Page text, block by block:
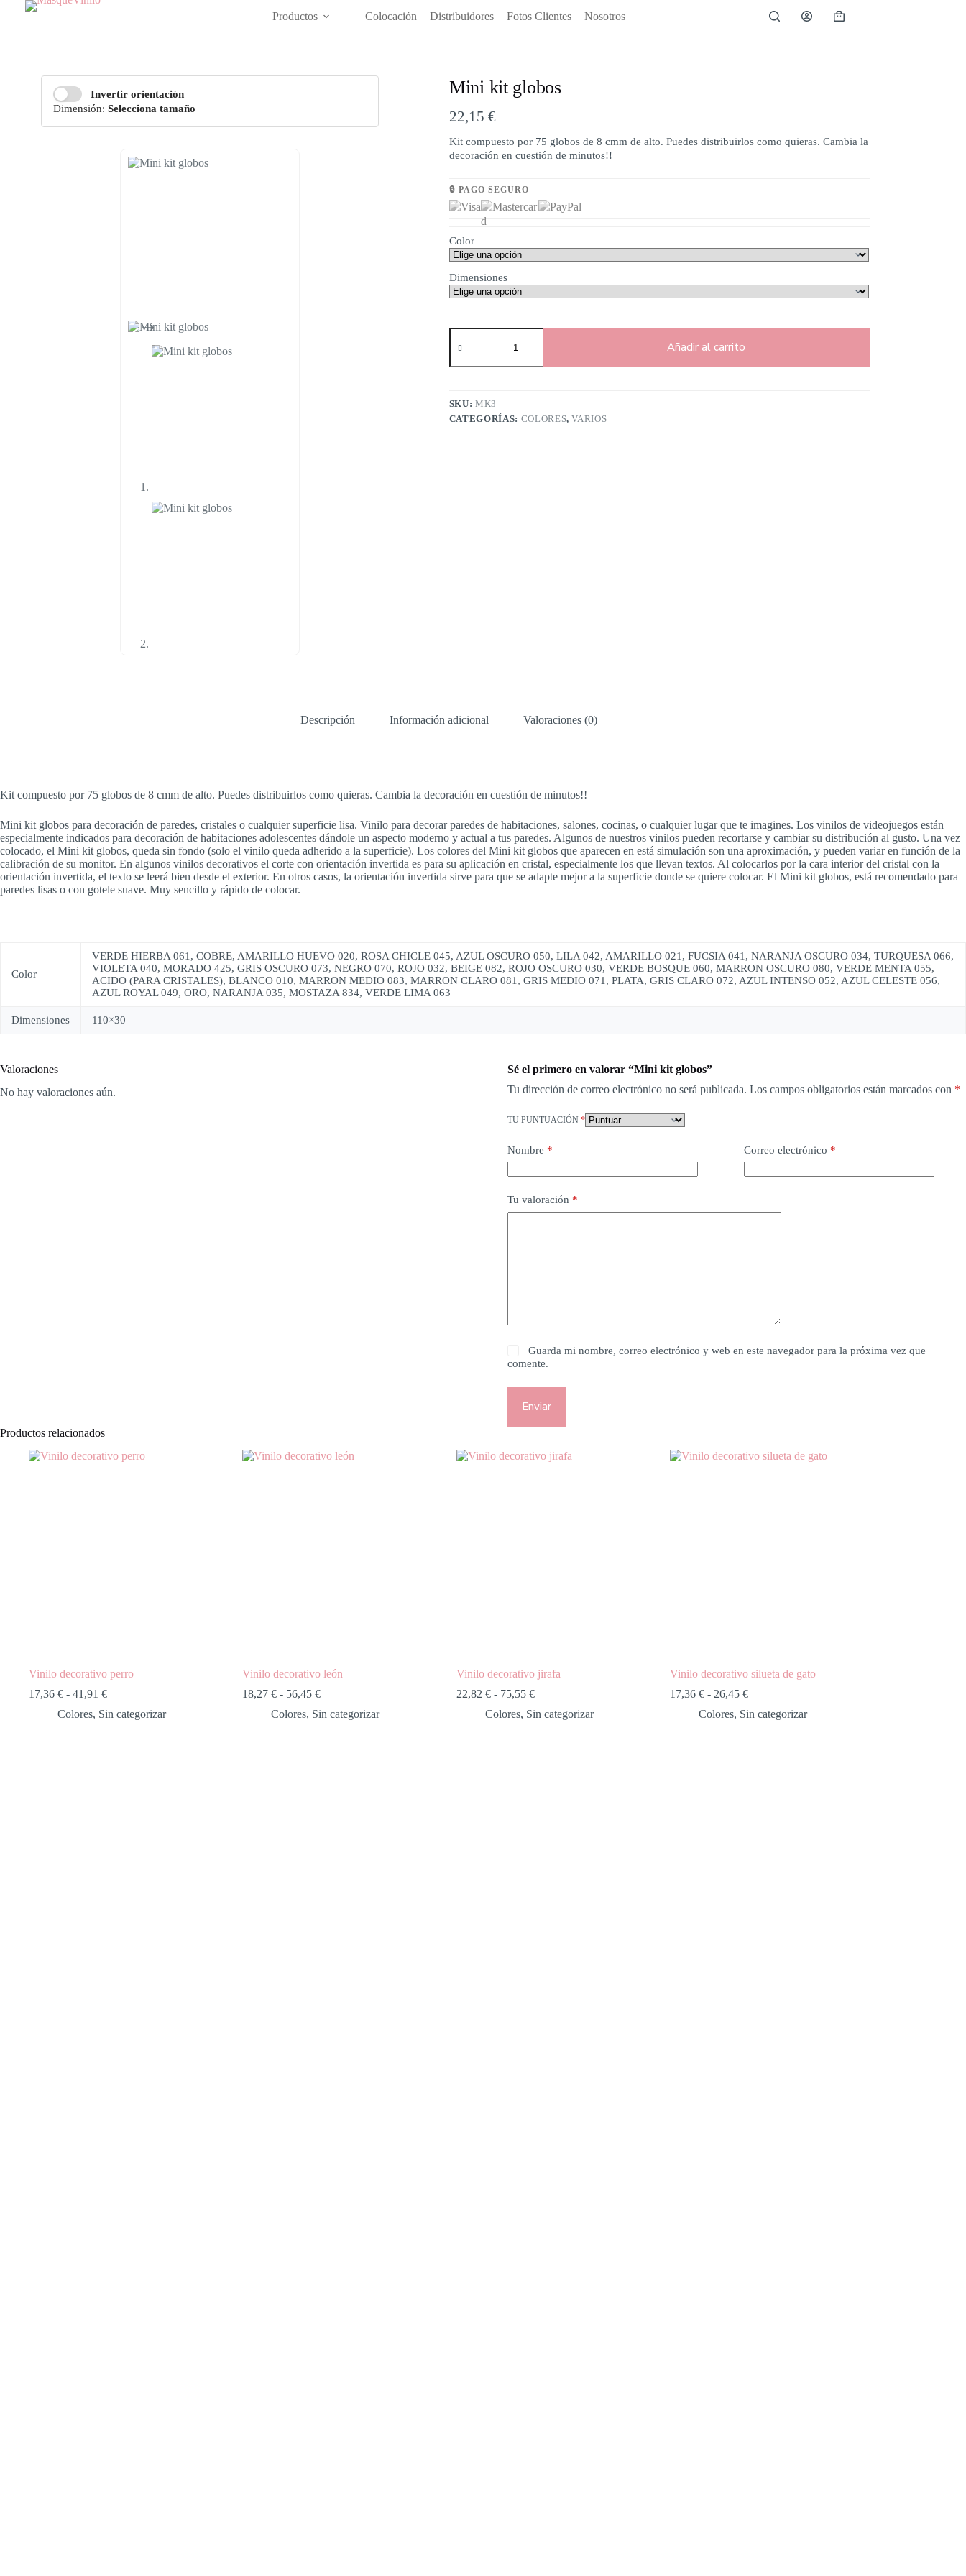
Productos Colocación Distribuidores Fotos Clientes Nosotros
Carro
Invertir orientación
Dimensión:Selecciona tamaño
Mini kit globos
22,15 €
Kit compuesto por 75 globos de 8 cmm de alto. Puedes distribuirlos como quieras. Cambia la
decoración en cuestión de minutos!!
🔒 PAGO SEGURO
Color
Dimensiones
kit
Añadir al carrito
SKU:MK3
CATEGORÍAS: COLORES,VARIOS
Descripción Información adicional Valoraciones (0)
Kit compuesto por 75 globos de 8 cmm de alto. Puedes distribuirlos como quieras. Cambia la decoración en cuestión de minutos!!
Mini kit globos para decoración de paredes, cristales o cualquier superficie lisa. Vinilo para decorar paredes de habitaciones, salones, cocinas, o cualquier lugar que te imagines. Los vinilos de videojuegos están
especialmente indicados para decoración de habitaciones adolescentes dándole un aspecto moderno y actual a tus paredes. Algunos de nuestros vinilos pueden recortarse y cambiar su distribución al gusto. Una vez
colocado, el Mini kit globos, queda sin fondo (solo el vinilo queda adherido a la superficie). Los colores del Mini kit globos que aparecen en está simulación son una aproximación, y pueden variar en función de la
calibración de su monitor. En algunos vinilos decorativos el corte con orientación invertida es para su aplicación en cristal, especialmente los que llevan textos. Al colocarlos por la cara interior del cristal con la
orientación invertida, el texto se leerá bien desde el exterior. En otros casos, la orientación invertida sirve para que se adapte mejor a la superficie donde se quiere colocar. El Mini kit globos, está recomendado para
paredes lisas o con gotele suave. Muy sencillo y rápido de colocar.
Color
VERDE HIERBA 061, COBRE, AMARILLO HUEVO 020, ROSA CHICLE 045, AZUL OSCURO 050, LILA 042, AMARILLO 021, FUCSIA 041, NARANJA OSCURO 034, TURQUESA 066,
VIOLETA 040, MORADO 425, GRIS OSCURO 073, NEGRO 070, ROJO 032, BEIGE 082, ROJO OSCURO 030, VERDE BOSQUE 060, MARRON OSCURO 080, VERDE MENTA 055,
ACIDO (PARA CRISTALES), BLANCO 010, MARRON MEDIO 083, MARRON CLARO 081, GRIS MEDIO 071, PLATA, GRIS CLARO 072, AZUL INTENSO 052, AZUL CELESTE 056,
AZUL ROYAL 049, ORO, NARANJA 035, MOSTAZA 834, VERDE LIMA 063
Dimensiones 110×30
Valoraciones
No hay valoraciones aún.
Sé el primero en valorar “Mini kit globos”
Tu dirección de correo electrónico no será publicada. Los campos obligatorios están marcados con *
TU PUNTUACIÓN *
Nombre * Correo electrónico *
Tu valoración *
Guarda mi nombre, correo electrónico y web en este navegador para la próxima vez que
comente.
Enviar
Productos relacionados
Vinilo decorativo perro
17,36 € - 41,91 €Rango
precios:
Colores, Sin categorizar
Vinilo decorativo león
18,27€ - 56,45€Rango
precios:
Colores, Sin categorizar
Vinilo decorativo jirafa
22,82 € - 75,55 €Rango
precios:
Colores, Sin categorizar
Vinilo decorativo silueta de gato
17,36€ - 26,45€Rango
precios:
Colores, Sin categorizar